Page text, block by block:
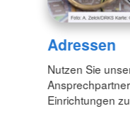
Adressen
Nutzen Sie
Einrichtungen